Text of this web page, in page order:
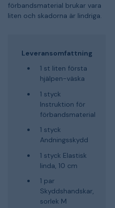
förbandsmaterial brukar vara
liten och skadorna är lindriga.
Leveransomfattning
1 st liten första
hjälpen-väska
1 styck
Instruktion för
förbandsmaterial
1 styck
Andningsskydd
1 styck Elastisk
linda, 10 cm
1 par
Skyddshandskar,
sorlek M